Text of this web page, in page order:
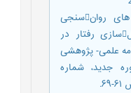
محمدی، نورالله. (۱۳۸۷). ویژگی های روانسنجی
مقیاسهای سیستم بازداری و فعالسازی رفتار در
علمی- پژوهشی
جدید، شماره